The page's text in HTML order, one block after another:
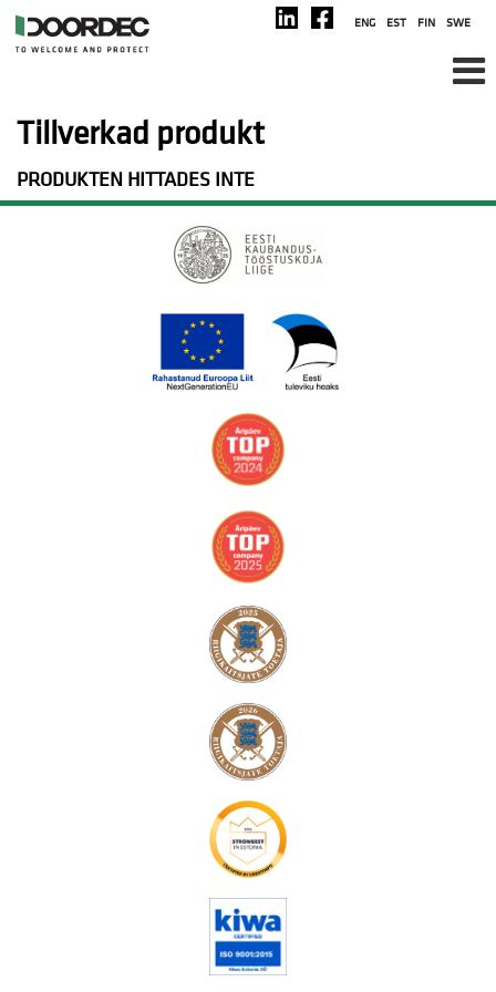
ENG EST FIN SWE
Tillverkad produkt
PRODUKTEN HITTADES INTE